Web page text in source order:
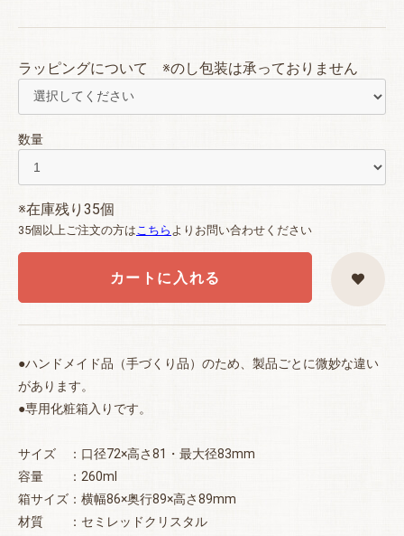
ラッピングについて ※のし包装は承っておりません
数量
※在庫残り35個
35個以上ご注文の方はこちら よりお問い合わせください
カートに入れる
●ハンドメイド品（手づくり品）のため、製品ごとに微妙な違い
があります。
●専用化粧箱入りです。
サイズ ：口径72×高さ81・最大径83mm
容量 ：260ml
箱サイズ：横幅86×奥行89×高さ89mm
材質 ：セミレッドクリスタル